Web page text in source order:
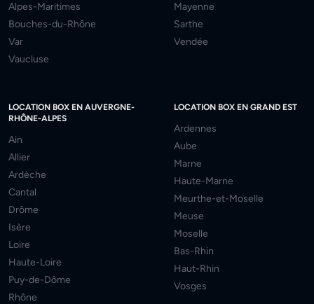
Alpes-Maritimes
Bouches-du-Rhône
Var
Vaucluse
Mayenne
Sarthe
Vendée
LOCATION BOX EN AUVERGNE-
RHÔNE-ALPES
Ain
Allier
Ardèche
Cantal
Drôme
Isère
Loire
Haute-Loire
Puy-de-Dôme
Rhône
LOCATION BOX EN GRAND EST
Ardennes
Aube
Marne
Haute-Marne
Meurthe-et-Moselle
Meuse
Moselle
Bas-Rhin
Haut-Rhin
Vosges